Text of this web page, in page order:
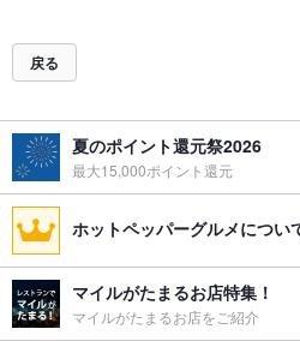
戻る
夏のポイント還元祭2026
最大15,000ポイント還元
ホットペッパーグルメについ
マイルがたまるお店特集！
マイルがたまるお店をご紹介